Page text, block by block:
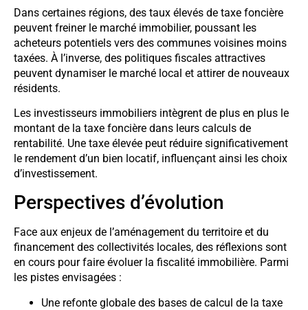
Dans certaines régions, des taux élevés de taxe foncière
peuvent freiner le marché immobilier, poussant les
acheteurs potentiels vers des communes voisines moins
taxées. À l’inverse, des politiques fiscales attractives
peuvent dynamiser le marché local et attirer de nouveaux
résidents.
Les investisseurs immobiliers intègrent de plus en plus le
montant de la taxe foncière dans leurs calculs de
rentabilité. Une taxe élevée peut réduire significativement
le rendement d’un bien locatif, influençant ainsi les choix
d’investissement.
Perspectives d’évolution
Face aux enjeux de l’aménagement du territoire et du
financement des collectivités locales, des réflexions sont
en cours pour faire évoluer la fiscalité immobilière. Parmi
les pistes envisagées :
Une refonte globale des bases de calcul de la taxe